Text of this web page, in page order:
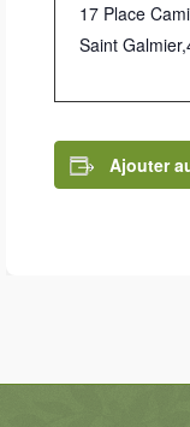
17 Place
Saint Galmier,
Ajouter